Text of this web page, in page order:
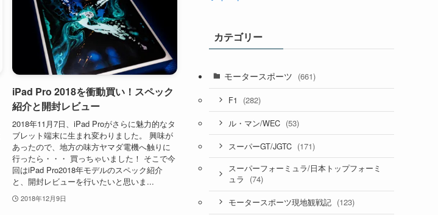
iPad Pro 2018を衝動買い！スペック
紹介と開封レビュー
2018年11月7日、iPad Proがさらに魅力的なタ
ブレット端末に生まれ変わりました。 興味が
あったので、地方の味方ヤマダ電機へ触りに
行ったら・・・ 買っちゃいました！ そこで今
回はiPad Pro2018年モデルのスペック紹介
と、開封レビューを行いたいと思いま...
2018年12月9日
カテゴリー
モータースポーツ (661)
F1 (282)
ル・マン/WEC (53)
スーパーGT/JGTC (171)
スーパーフォーミュラ/日本トップフォーミ
ュラ
(74)
モータースポーツ現地観戦記 (123)